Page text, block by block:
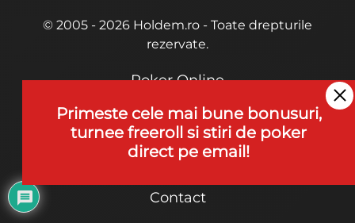
© 2005 - 2026 Holdem.ro - Toate drepturile
rezervate.
Poker Online
Termeni si Conditii
Joaca Poker
Contact
Primeste cele mai bune bonusuri,
turnee freeroll si stiri de poker
direct pe email!